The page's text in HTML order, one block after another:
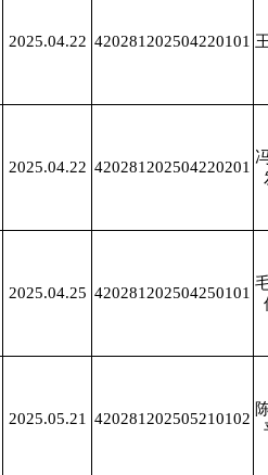
2025.04.22 420281202504220101
2025.04.22 420281202504220201
2025.04.25 420281202504250101
2025.05.21 420281202505210102